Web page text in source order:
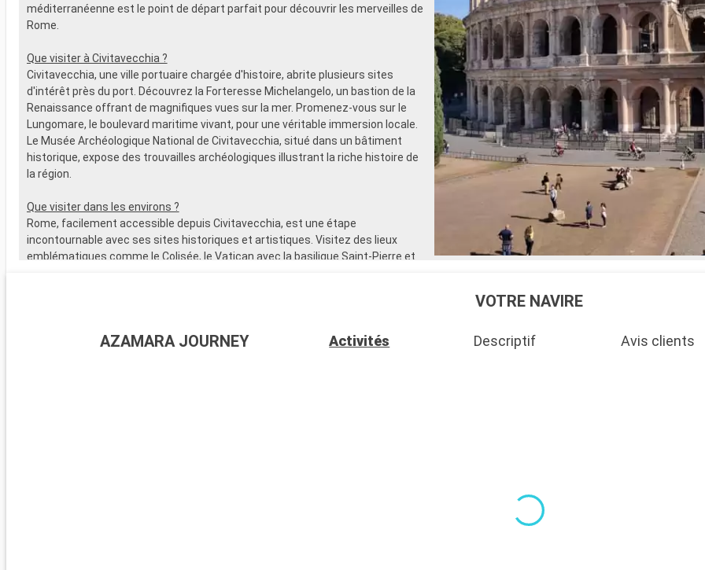
méditerranéenne est le point de départ parfait pour découvrir les merveilles de
Rome.
Que visiter à Civitavecchia ?
Civitavecchia, une ville portuaire chargée d'histoire, abrite plusieurs sites
d'intérêt près du port. Découvrez la Forteresse Michelangelo, un bastion de la
Renaissance offrant de magnifiques vues sur la mer. Promenez-vous sur le
Lungomare, le boulevard maritime vivant, pour une véritable immersion locale.
Le Musée Archéologique National de Civitavecchia, situé dans un bâtiment
historique, expose des trouvailles archéologiques illustrant la riche histoire de
la région.
Que visiter dans les environs ?
Rome, facilement accessible depuis Civitavecchia, est une étape
incontournable avec ses sites historiques et artistiques. Visitez des lieux
emblématiques comme le Colisée, le Vatican avec la basilique Saint-Pierre et
étrusques et son musée archéologique. Les jardins de la Villa Farnese à
VOTRE NAVIRE
AZAMARA JOURNEY Activités Descriptif Avis clients